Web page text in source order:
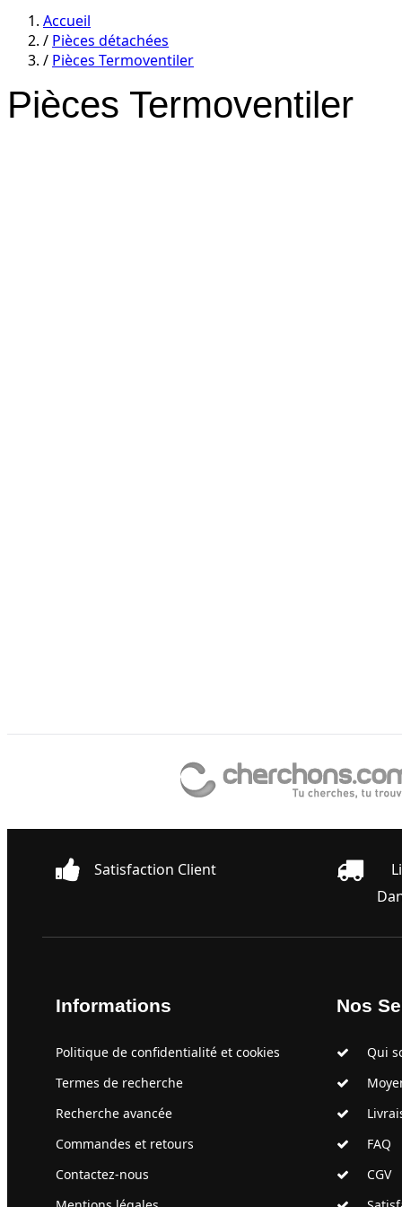
Accueil
/ Pièces détachées
/ Pièces Termoventiler
Pièces Termoventiler
Satisfaction Client
Informations
Politique de confidentialité et cookies
Termes de recherche
Recherche avancée
Commandes et retours
Contactez-nous
Nos
Qui
FAQ
CGV